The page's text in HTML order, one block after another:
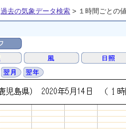
過去の気象データ検索 > １時間ごとの